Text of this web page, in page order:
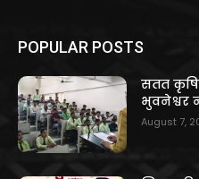
POPULAR POSTS
सतत कृषि
भुवनेश्वर
August 7,